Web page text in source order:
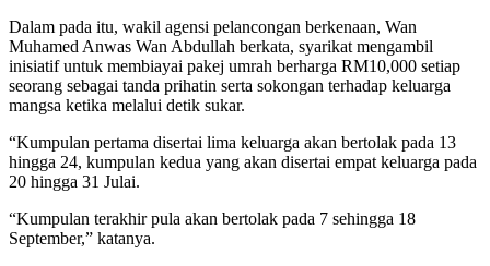
Dalam pada itu, wakil agensi pelancongan berkenaan, Wan
Muhamed Anwas Wan Abdullah berkata, syarikat mengambil
inisiatif untuk membiayai pakej umrah berharga RM10,000 setiap
seorang sebagai tanda prihatin serta sokongan terhadap keluarga
mangsa ketika melalui detik sukar.
“Kumpulan pertama disertai lima keluarga akan bertolak pada 13
hingga 24, kumpulan kedua yang akan disertai empat keluarga pada
20 hingga 31 Julai.
“Kumpulan terakhir pula akan bertolak pada 7 sehingga 18
September,” katanya.